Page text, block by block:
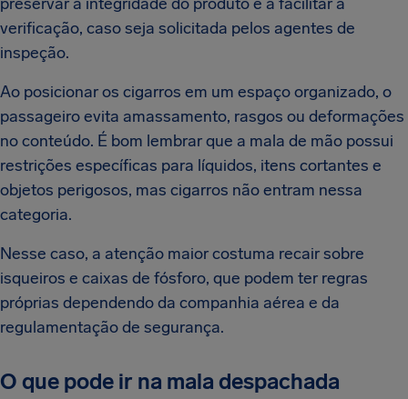
verificação, caso seja solicitada pelos agentes de
inspeção.
Ao posicionar os cigarros em um espaço organizado, o
passageiro evita amassamento, rasgos ou deformações
no conteúdo. É bom lembrar que a mala de mão possui
restrições específicas para líquidos, itens cortantes e
objetos perigosos, mas cigarros não entram nessa
categoria.
Nesse caso, a atenção maior costuma recair sobre
isqueiros e caixas de fósforo, que podem ter regras
próprias dependendo da companhia aérea e da
regulamentação de segurança.
O que pode ir na mala despachada